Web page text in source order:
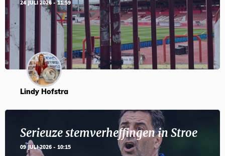
24 JULI 2026 - 11:59
Lindy Hofstra
Serieuze stemverheffingen in Stroe
09 JULI 2026 - 10:15